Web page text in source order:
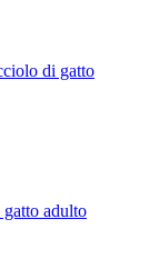
di gatto
gatto adulto